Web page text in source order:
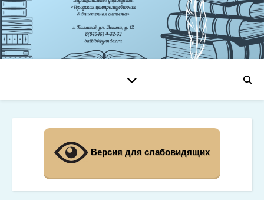
Версия для слабовидящих